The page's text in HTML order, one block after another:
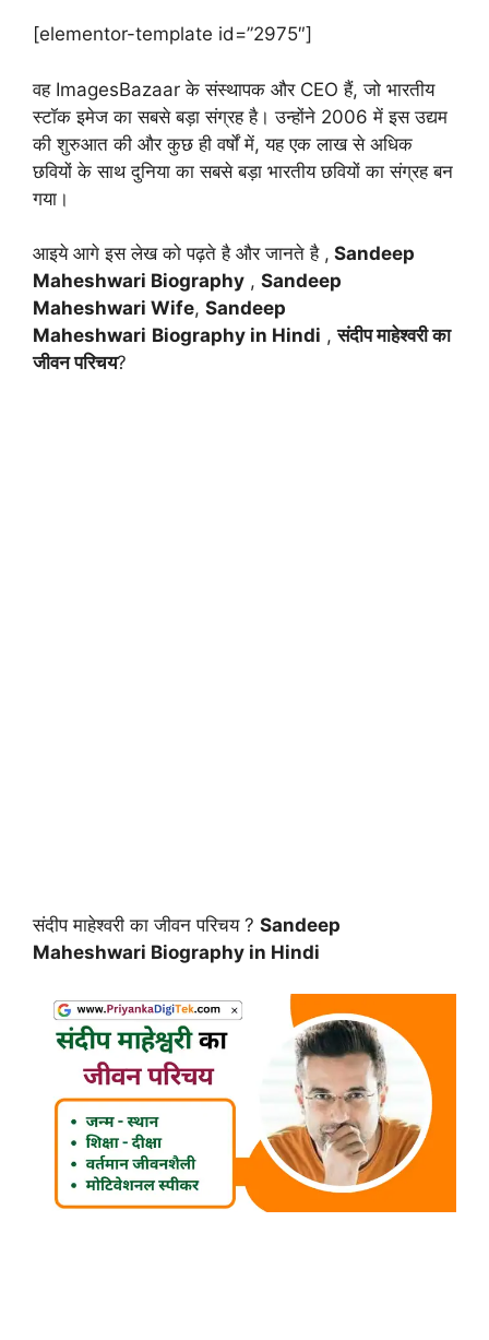
[elementor-template id=”2975″]
वह ImagesBazaar के संस्थापक और CEO हैं, जो भारतीय
स्टॉक इमेज का सबसे बड़ा संग्रह है। उन्होंने 2006 में इस उद्यम
की शुरुआत की और कुछ ही वर्षों में, यह एक लाख से अधिक
छवियों के साथ दुनिया का सबसे बड़ा भारतीय छवियों का संग्रह बन
गया।
आइये आगे इस लेख को पढ़ते है और जानते है , Sandeep
Maheshwari Biography , Sandeep
Maheshwari Wife, Sandeep
Maheshwari Biography in Hindi ,संदीप माहेश्वरी का
जीवन परिचय?
संदीप माहेश्वरी का जीवन परिचय ? Sandeep
Maheshwari Biography in Hindi